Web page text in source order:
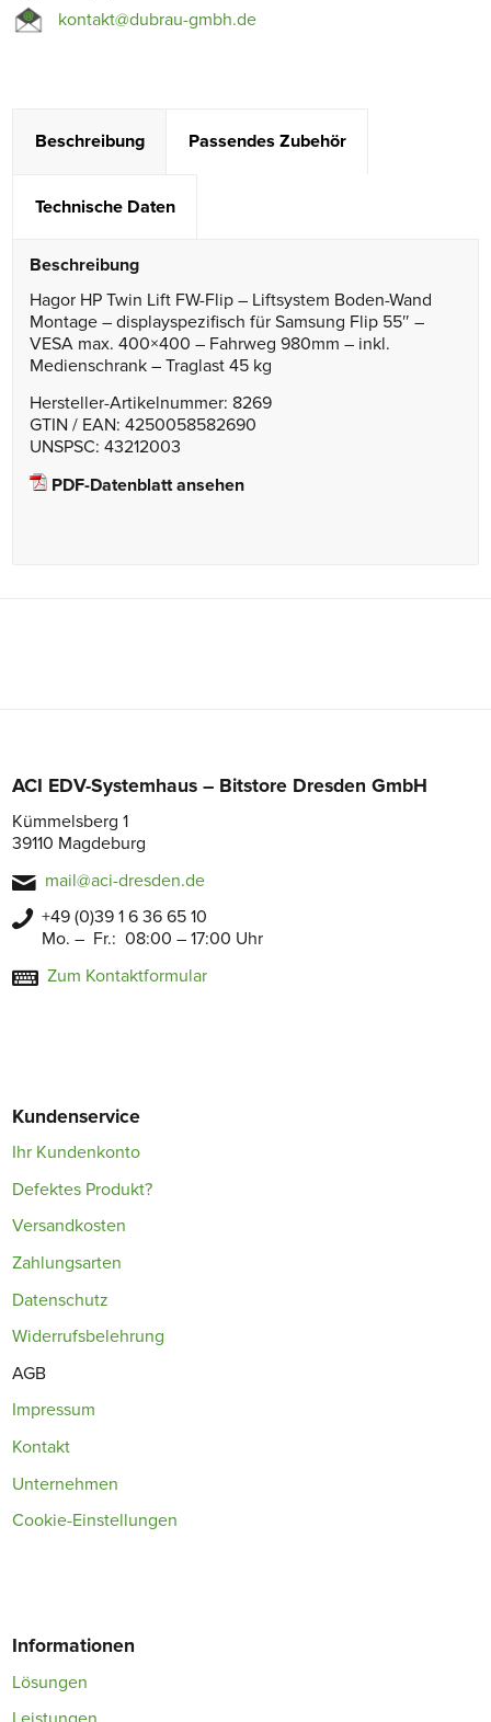
kontakt@dubrau-gmbh.de
Beschreibung Passendes Zubehör
Technische Daten
Beschreibung
Hagor HP Twin Lift FW-Flip – Liftsystem Boden-Wand
Montage – displayspezifisch für Samsung Flip 55″ –
VESA max. 400×400 – Fahrweg 980mm – inkl.
Medienschrank – Traglast 45 kg
Hersteller-Artikelnummer: 8269
GTIN / EAN: 4250058582690
UNSPSC: 43212003
PDF-Datenblatt ansehen
ACI EDV-Systemhaus – Bitstore Dresden GmbH
Kümmelsberg 1
39110 Magdeburg
mail@aci-dresden.de
+49 (0)39 1 6 36 65 10
Mo. – Fr.: 08:00 – 17:00 Uhr
Zum Kontaktformular
Kundenservice
Ihr Kundenkonto
Defektes Produkt?
Versandkosten
Zahlungsarten
Datenschutz
Widerrufsbelehrung
AGB
Impressum
Kontakt
Unternehmen
Cookie-Einstellungen
Informationen
Lösungen